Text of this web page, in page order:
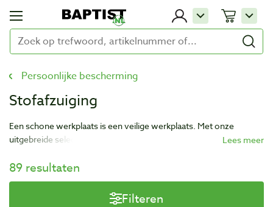
Persoonlijke bescherming
Stofafzuiging
Een schone werkplaats is een veilige werkplaats. Met onze
uitgebreide selectie aan stofafzuiging en luchtreiniging is er voor
andere stofafzuigingsystemen van merken als Laguna, Record
Power en CamVac.
89 resultaten
Filteren